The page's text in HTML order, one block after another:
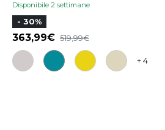
Disponibile 2 settimane
- 30%
363,99 519,99
+ 4